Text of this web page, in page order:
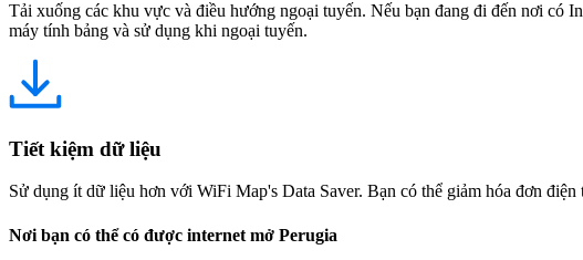
Tải xuống các khu vực và điều hướng ngoại tuyến. Nếu bạn đang đi đến nơi có
máy tính bảng và sử dụng khi ngoại tuyến.
Tiết kiệm dữ liệu
Sử dụng ít dữ liệu hơn với WiFi Map's Data Saver. Bạn có thể giảm hóa đơn
Nơi bạn có thể có được internet mở Perugia